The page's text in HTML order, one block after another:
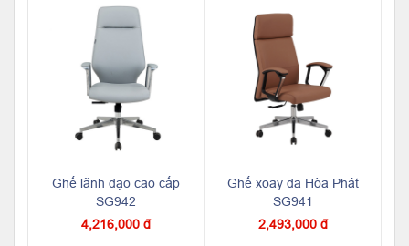
Ghế lãnh đạo cao cấp
SG942
4,216,000 đ
Ghế xoay da Hòa Phát
SG941
2,493,000 đ